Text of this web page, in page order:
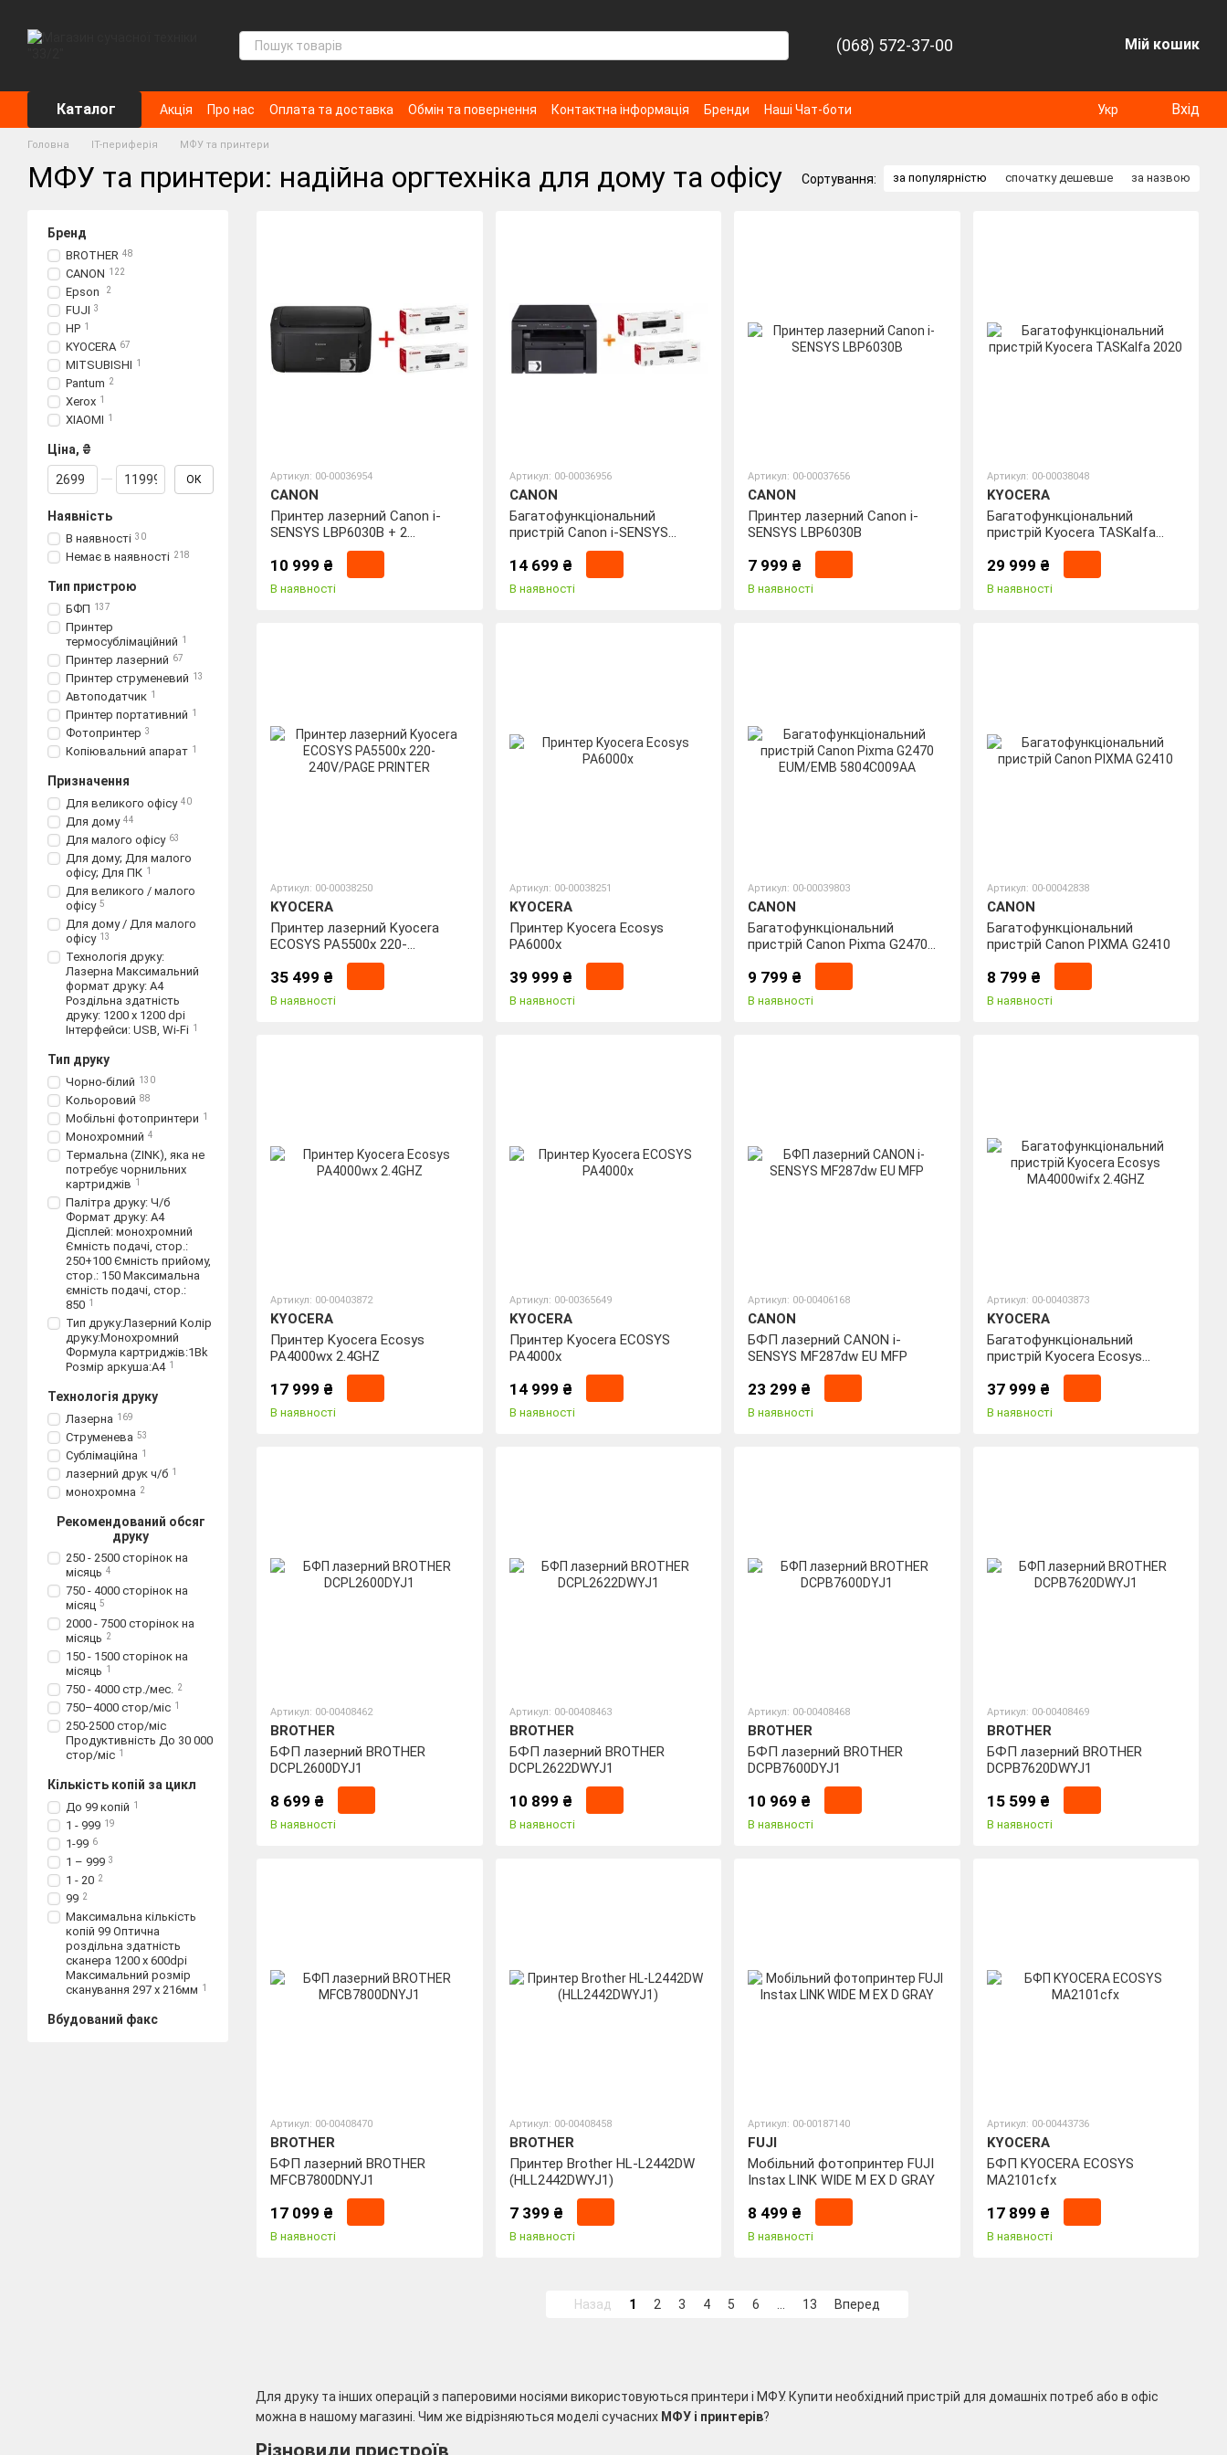
(068) 572-37-00 Мій кошик
Каталог Акція Про нас Оплата та доставка Обмін та повернення Контактна інформація Бренди Наші Чат-боти Укр Вхід
Головна IT-периферія МФУ та принтери
МФУ та принтери: надійна оргтехніка для дому та офісу Сортування: за популярністю спочатку дешевше за назвою
Для друку та інших операцій з паперовими носіями використовуються принтери і МФУ. Купити необхідний пристрій для домашніх потреб або в офіс
можна в нашому магазині. Чим же відрізняються моделі сучасних МФУ і принтерів?
Різновиди пристроїв
Артикул: 00-00036954
CANON
Принтер лазерний Canon i-
SENSYS LBP6030B + 2
картриджа 725
10 999 ₴
В наявності
Артикул: 00-00036956
CANON
Багатофункціональний
пристрій Canon i-SENSYS
MF3010 EUR + Картриджі 725
2шт
14 699 ₴
В наявності
Артикул: 00-00037656
CANON
Принтер лазерний Canon i-
SENSYS LBP6030B
7 999 ₴
В наявності
Артикул: 00-00038048
KYOCERA
Багатофункціональний
пристрій Kyocera TASKalfa
29 999 ₴
В наявності
Артикул: 00-00038250
KYOCERA
Принтер лазерний Kyocera
ECOSYS PA5500x 220-
240V/PAGE PRINTER
35 499 ₴
В наявності
Артикул: 00-00038251
KYOCERA
Принтер Kyocera Ecosys
PA6000x
39 999 ₴
В наявності
Артикул: 00-00039803
CANON
Багатофункціональний
пристрій Canon Pixma G2470
EUM/EMB 5804C009AA
9 799 ₴
В наявності
Артикул: 00-00042838
CANON
Багатофункціональний
пристрій Canon PIXMA G2410
8 799 ₴
В наявності
Артикул: 00-00403872
KYOCERA
Принтер Kyocera Ecosys
PA4000wx 2.4GHZ
17 999 ₴
В наявності
Артикул: 00-00365649
KYOCERA
Принтер Kyocera ECOSYS
PA4000x
14 999 ₴
В наявності
Артикул: 00-00406168
CANON
БФП лазерний CANON i-
SENSYS MF287dw EU MFP
23 299 ₴
В наявності
Артикул: 00-00403873
KYOCERA
Багатофункціональний
пристрій Kyocera Ecosys
MA4000wifx 2.4GHZ
37 999 ₴
В наявності
Артикул: 00-00408462
BROTHER
БФП лазерний BROTHER
DCPL2600DYJ1
8 699 ₴
В наявності
Артикул: 00-00408463
BROTHER
БФП лазерний BROTHER
DCPL2622DWYJ1
10 899 ₴
В наявності
Артикул: 00-00408468
BROTHER
БФП лазерний BROTHER
DCPB7600DYJ1
10 969 ₴
В наявності
Артикул: 00-00408469
BROTHER
БФП лазерний BROTHER
DCPB7620DWYJ1
15 599 ₴
В наявності
Артикул: 00-00408470
BROTHER
БФП лазерний BROTHER
MFCB7800DNYJ1
17 099 ₴
В наявності
Артикул: 00-00408458
BROTHER
Принтер Brother HL-L2442DW
(HLL2442DWYJ1)
7 399 ₴
В наявності
Артикул: 00-00187140
FUJI
Мобільний фотопринтер FUJI
Instax LINK WIDE M EX D GRAY
8 499 ₴
В наявності
Артикул: 00-00443736
KYOCERA
БФП KYOCERA ECOSYS
MA2101cfx
17 899 ₴
В наявності
Назад 1 2 3 4 5 6 13 Вперед
Бренд
BROTHER 48
CANON 122
Epson 2
FUJI 3
HP 1
KYOCERA 67
MITSUBISHI 1
Pantum 2
Xerox 1
XIAOMI 1
Ціна, ₴
Від Ціна, ₴
До Ціна, ₴ ОК
Наявність
В наявності 30
Немає в наявності 218
Тип пристрою
БФП 137
Принтер
термосублімаційний 1
Принтер лазерний 67
Принтер струменевий 13
Автоподатчик 1
Принтер портативний 1
Фотопринтер 3
Копіювальний апарат 1
Призначення
Для великого офісу 40
Для дому 44
Для малого офісу 63
Для дому; Для малого
офісу; Для ПК 1
Для великого / малого
офісу 5
Для дому / Для малого
офісу 13
Технологія друку:
Лазерна Максимальний
формат друку: А4
Роздільна здатність
друку: 1200 х 1200 dpi
Інтерфейси: USB, Wi-Fi 1
Тип друку
Чорно-білий 130
Кольоровий 88
Мобільні фотопринтери 1
Монохромний 4
Термальна (ZINK), яка не
потребує чорнильних
картриджів 1
Палітра друку: Ч/б
Формат друку: А4
Дісплей: монохромний
Ємність подачі, стор.:
250+100 Ємність прийому,
стор.: 150 Максимальна
ємність подачі, стор.:
850 1
Тип друку:Лазерний Колір
друку:Монохромний
Формула картриджів:1Bk
Розмір аркуша:A4 1
Технологія друку
Лазерна 169
Струменева 53
Сублімаційна 1
лазерний друк ч/б 1
монохромна 2
Рекомендований обсяг
друку
250 - 2500 сторінок на
місяць 4
750 - 4000 сторінок на
місяц 5
2000 - 7500 сторінок на
місяць 2
150 - 1500 сторінок на
місяць 1
750 - 4000 стр./мес. 2
750–4000 стор/міс 1
250-2500 стор/міс
Продуктивність До 30 000
стор/міс 1
Кількість копій за цикл
До 99 копій 1
1 - 999 19
1-99 6
1 – 999 3
1 - 20 2
99 2
Максимальна кількість
копій 99 Оптична
роздільна здатність
сканера 1200 х 600dpi
Максимальний розмір
сканування 297 x 216мм 1
Вбудований факс